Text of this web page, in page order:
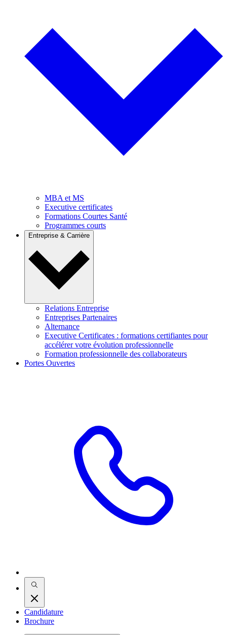
MBA et MS
Executive certificates
Formations Courtes Santé
Programmes courts
Entreprise & Carrière
Relations Entreprise
Entreprises Partenaires
Alternance
Executive Certificates : formations certifiantes pour
accélérer votre évolution professionnelle
Formation professionnelle des collaborateurs
Portes Ouvertes
Candidature
Brochure